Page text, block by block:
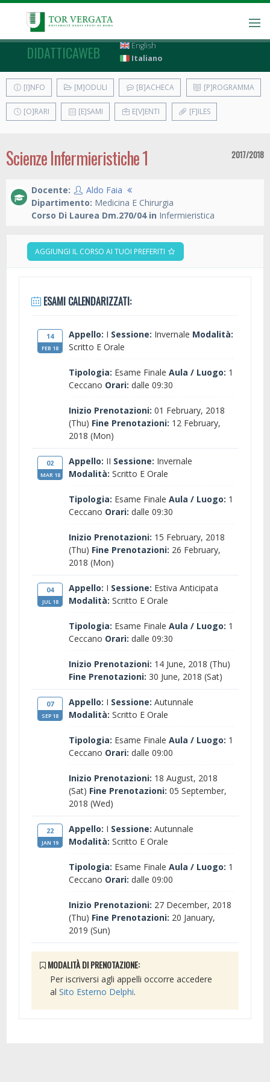
DIDATTICAWEB
English
Italiano
[I]NFO [M]ODULI [B]ACHECA [P]ROGRAMMA
[O]RARI [E]SAMI E[V]ENTI [F]ILES
Scienze Infermieristiche 1 2017/2018
Docente:
Aldo Faia
Dipartimento: Medicina E Chirurgia
Corso Di Laurea Dm.270/04 in Infermieristica
AGGIUNGI IL CORSO AI TUOI PREFERITI
ESAMI CALENDARIZZATI:
14
FEB 18
Appello: I Sessione: Invernale Modalità:
Scritto E Orale
Tipologia: Esame Finale Aula / Luogo: 1
Ceccano Orari: dalle 09:30
Inizio Prenotazioni: 01 February, 2018
(Thu) Fine Prenotazioni: 12 February,
2018 (Mon)
02
MAR 18
Appello: II Sessione: Invernale
Modalità: Scritto E Orale
Tipologia: Esame Finale Aula / Luogo: 1
Ceccano Orari: dalle 09:30
Inizio Prenotazioni: 15 February, 2018
(Thu) Fine Prenotazioni: 26 February,
2018 (Mon)
04
JUL 18
Appello: I Sessione: Estiva Anticipata
Modalità: Scritto E Orale
Tipologia: Esame Finale Aula / Luogo: 1
Ceccano Orari: dalle 09:30
Inizio Prenotazioni: 14 June, 2018 (Thu)
Fine Prenotazioni: 30 June, 2018 (Sat)
07
SEP 18
Appello: I Sessione: Autunnale
Modalità: Scritto E Orale
Tipologia: Esame Finale Aula / Luogo: 1
Ceccano Orari: dalle 09:00
Inizio Prenotazioni: 18 August, 2018
(Sat) Fine Prenotazioni: 05 September,
2018 (Wed)
22
JAN 19
Appello: I Sessione: Autunnale
Modalità: Scritto E Orale
Tipologia: Esame Finale Aula / Luogo: 1
Ceccano Orari: dalle 09:00
Inizio Prenotazioni: 27 December, 2018
(Thu) Fine Prenotazioni: 20 January,
2019 (Sun)
MODALITÀ DI PRENOTAZIONE:
Per iscriversi agli appelli occorre accedere
al Sito Esterno Delphi.